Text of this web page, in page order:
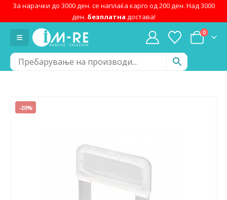
За нарачки до 3000 ден. се наплаќа карго од 200 ден. Над 3000
ден. безплатна достава!
0
-20%